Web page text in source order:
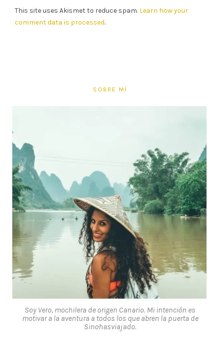
This site uses Akismet to reduce spam. Learn how your
comment data is processed.
SOBRE MÍ
Soy Vero, mochilera de origen Canario. Mi intención es
motivar a la aventura a todos los que abren la puerta de
Sinohasviajado.